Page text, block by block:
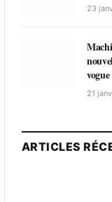
23
vogue
21
ARTICLES